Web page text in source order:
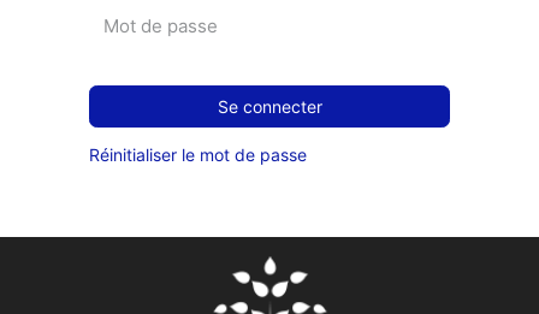
Se connecter
Réinitialiser le mot de passe